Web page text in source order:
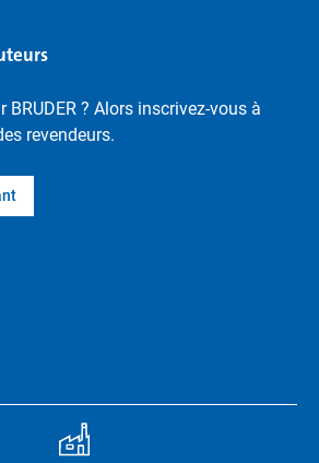
BRUDER ? Alors inscrivez-vous à
revendeurs.